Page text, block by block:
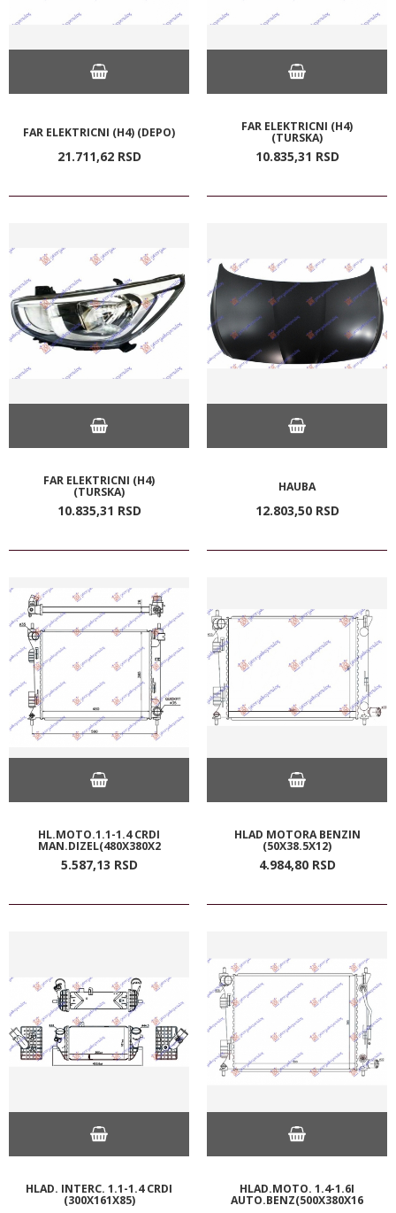
FAR ELEKTRICNI (H4) (DEPO)
21.711,62 RSD
FAR ELEKTRICNI (H4)
(TURSKA)
10.835,31 RSD
FAR ELEKTRICNI (H4)
(TURSKA)
10.835,31 RSD
HAUBA
12.803,50 RSD
HL.MOTO.1.1-1.4 CRDI
MAN.DIZEL(480X380X2
5.587,13 RSD
HLAD MOTORA BENZIN
(50X38.5X12)
4.984,80 RSD
HLAD. INTERC. 1.1-1.4 CRDI
(300X161X85)
HLAD.MOTO. 1.4-1.6I
AUTO.BENZ(500X380X16